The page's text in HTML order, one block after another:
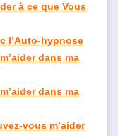
à ce que Vous
l’Auto-hypnose
dans ma
dans ma
vous m’aider